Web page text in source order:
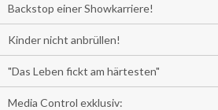
Backstop einer Showkarriere!
Kinder nicht anbrüllen!
"Das Leben fickt am härtesten"
Media Control exklusiv: